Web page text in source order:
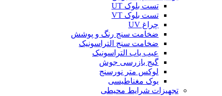
تست بلوک UT
تست بلوک VT
چراغ UV
ضخامت سنج رنگ و پوشش
ضخامت سنج التراسونیک
عیب یاب التراسونیک
گیج بازرسی جوش
لوکس متر نورسنج
یوک مغناطیسی
تجهیزات شرایط محیطی